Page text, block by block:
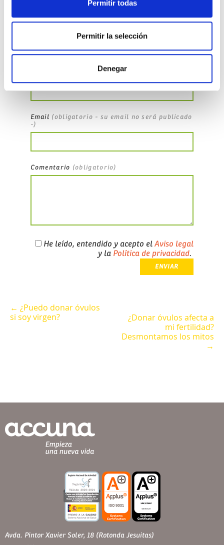
Permitir todas
Permitir la selección
Denegar
Deja un comentario
Email (obligatorio - su email no será publicado
-)
Comentario (obligatorio)
He leído, entendido y acepto elAviso legal
y la Política de privacidad.
← ¿Puedo donar óvulos
si soy virgen?
¿Donar óvulos afecta a
mi fertilidad?
Desmontamos los mitos
→
Avda. Pintor Xavier Soler, 18 (Rotonda Jesuitas)